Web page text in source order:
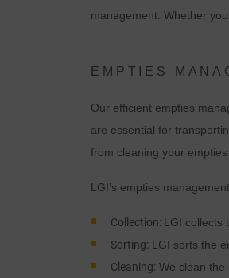
management. Whether
EMPTIES
Our efficient empties
are essential for
from cleaning your
LGI’s empties
Collection: LGI collects
Sorting: LGI sorts the
Cleaning: We clean the